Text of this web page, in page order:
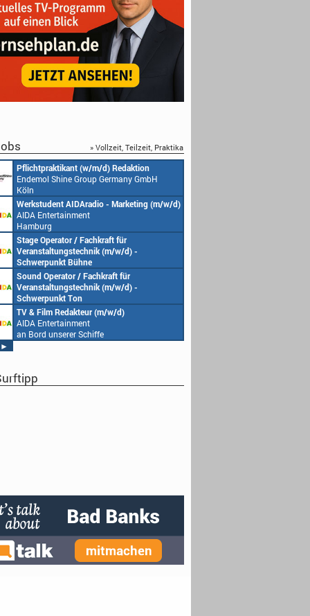
» Vollzeit, Teilzeit, Praktika
Pflichtpraktikant (w/m/d) Redaktion
Endemol Shine Group Germany GmbH
Köln
Werkstudent AIDAradio - Marketing (m/w/d)
AIDA Entertainment
Hamburg
Stage Operator / Fachkraft für
Veranstaltungstechnik (m/w/d) -
Schwerpunkt Bühne
AIDA Entertainment
an Bord unserer Schiffe
Sound Operator / Fachkraft für
Veranstaltungstechnik (m/w/d) -
Schwerpunkt Ton
AIDA Entertainment
an Bord unserer Schiffe
TV & Film Redakteur (m/w/d)
AIDA Entertainment
an Bord unserer Schiffe
►